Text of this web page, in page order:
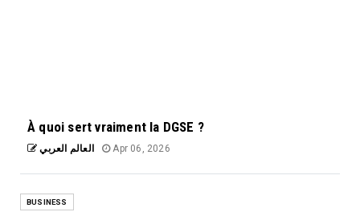
À quoi sert vraiment la DGSE ?
العالم العربي Apr 06, 2026
BUSINESS